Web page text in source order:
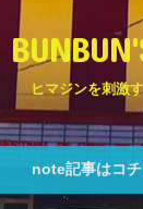
ヒマジンを刺激
note記事はコチ